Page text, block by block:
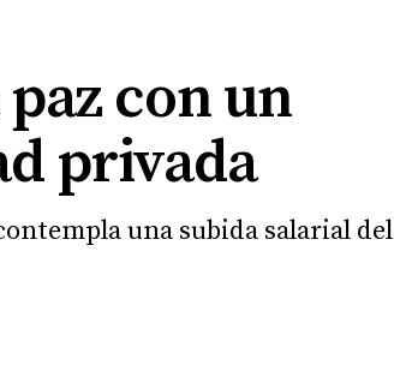
con un
privada
una subida salarial del